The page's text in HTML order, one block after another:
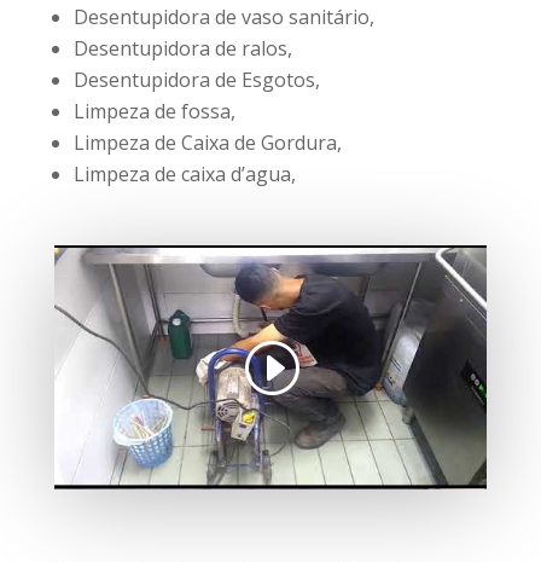
Desentupidora de vaso sanitário,
Desentupidora de ralos,
Desentupidora de Esgotos,
Limpeza de fossa,
Limpeza de Caixa de Gordura,
Limpeza de caixa d’agua,